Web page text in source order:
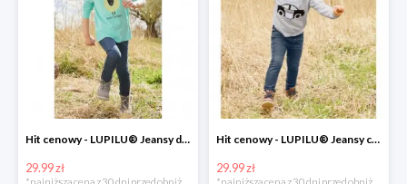
Hit cenowy - LUPILU® Jeansy dziewczęce slim fit
29.99 zł
Hit cenowy - LUPILU® Jeansy chłopięce slim fit
29.99 zł